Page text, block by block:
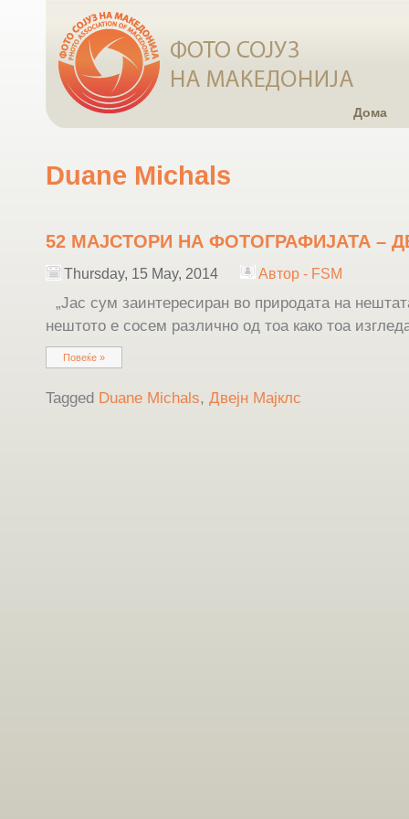
Дома
Duane Michals
52 МАЈСТОРИ НА ФОТОГРАФИЈАТА –
Thursday, 15 May, 2014 Автор - FSM
„Јас сум заинтересиран во природата на
нештото е сосем различно од тоа како тоа
Повеќе »
Tagged Duane Michals, Двејн Мајклс